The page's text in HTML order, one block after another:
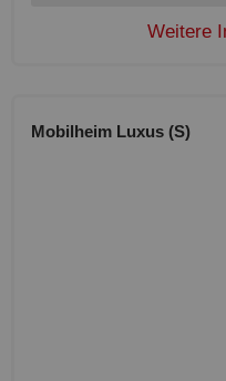
Weitere
Mobilheim Luxus (S)